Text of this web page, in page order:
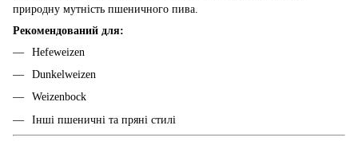
природну мутність пшеничного пива.
Рекомендований для:
Hefeweizen
Dunkelweizen
Weizenbock
Інші пшеничні та пряні стилі